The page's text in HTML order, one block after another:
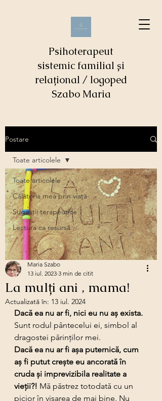
Psihoterapeut
sistemic familial și
relațional / logoped
Szabo Maria
Postare
Toate articolele
Călătoria mea prin viaţă
Sugestii terapeutice
Lectura ca resursă
Toate articolele
La mulți ani , mama!
Maria Szabo
13 iul. 2023 3 min de citit
Actualizată în: 13 iul. 2024
Dacă ea nu ar fi, nici eu nu aș exista.
Sunt rodul pântecelui ei, simbol al
dragostei părinților mei.
Dacă ea nu ar fi așa puternică, cum
aș fi putut crește eu ancorată în
cruda și imprevizibila realitate a
vieții?! Mă păstrez totodată cu un
picior în visarea de mai bine. Nu